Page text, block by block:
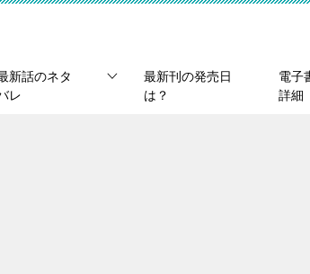
新話のネタ
レ
最新刊の発売日
は？
電子
詳細